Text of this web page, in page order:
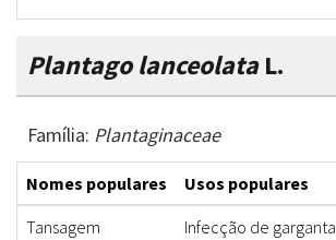
Plantago lanceolataL.
Família: Plantaginaceae
Nomes populares Usos populares
Tansagem
Infecção de garganta